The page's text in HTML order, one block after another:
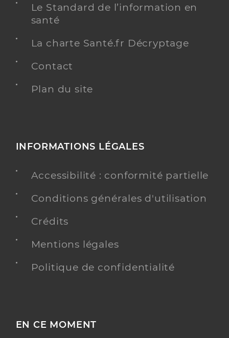
Le Standard de l’information en
santé
La charte Santé.fr Décryptage
Contact
Plan du site
INFORMATIONS LÉGALES
Accessibilité : conformité partielle
Conditions générales d'utilisation
Crédits
Mentions légales
Politique de confidentialité
EN CE MOMENT